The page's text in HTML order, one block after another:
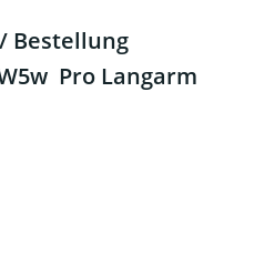
Bestellung
Pro Langarm